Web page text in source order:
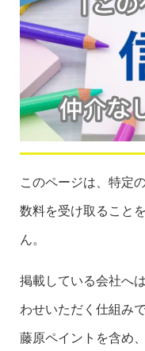
このページは、特定
数料を受け取ること
ん。
掲載している会社へ
わせいただく仕組みで
藤原ペイントを含め